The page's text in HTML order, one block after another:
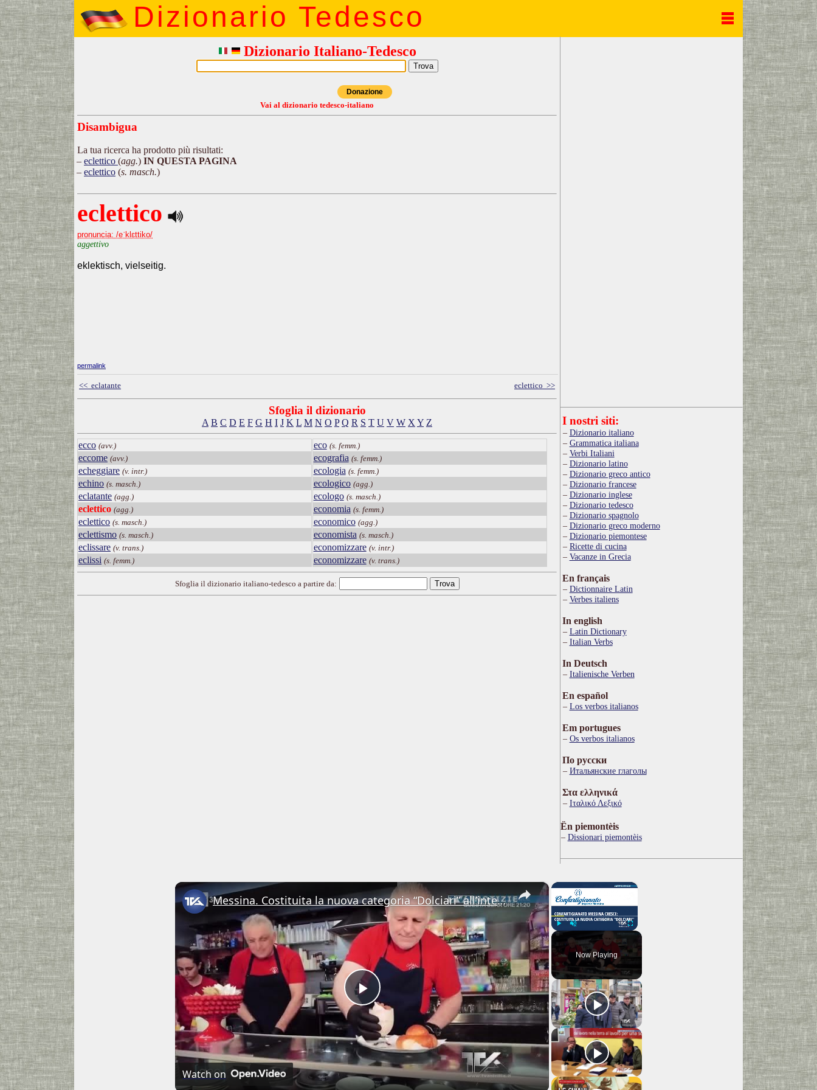
Dizionario Tedesco
Dizionario Italiano-Tedesco
Donazione
Vai al dizionario tedesco-italiano
Disambigua
La tua ricerca ha prodotto più risultati:
eclettico (agg.) IN QUESTA PAGINA
eclettico (s. masch.)
eclettico
pronuncia: /eˈklɛttiko/
aggettivo
eklektisch, vielseitig.
permalink
<< eclatante eclettico >>
Sfoglia il dizionario
A B C D E F G H I J K L M N O P Q R S T U V W X Y Z
ecco (avv.)
eccome (avv.)
echeggiare (v. intr.)
echino (s. masch.)
eclatante (agg.)
eclettico (agg.)
eclettico (s. masch.)
eclettismo (s. masch.)
eclissare (v. trans.)
eclissi (s. femm.)
eco (s. femm.)
ecografia (s. femm.)
ecologia (s. femm.)
ecologico (agg.)
ecologo (s. masch.)
economia (s. femm.)
economico (agg.)
economista (s. masch.)
economizzare (v. intr.)
economizzare (v. trans.)
Sfoglia il dizionario italiano-tedesco a partire da:
I nostri siti:
Dizionario italiano
Grammatica italiana
Verbi Italiani
Dizionario latino
Dizionario greco antico
Dizionario francese
Dizionario inglese
Dizionario tedesco
Dizionario spagnolo
Dizionario greco moderno
Dizionario piemontese
Ricette di cucina
Vacanze in Grecia
En français
Dictionnaire Latin
Verbes italiens
In english
Latin Dictionary
Italian Verbs
In Deutsch
Italienische Verben
En español
Los verbos italianos
Em portugues
Os verbos italianos
По русски
Итальянские глаголы
Στα ελληνικά
Ιταλικό Λεξικό
Ën piemontèis
Dissionari piemontèis
×
Play Fullscreen
Now Playing
×
Play
Video
Messina. Costituita la nuova categoria “Dolciari” all’interno di Confartigianato
Watch on